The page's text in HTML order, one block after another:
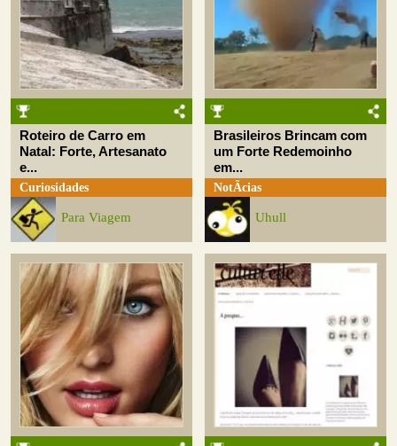
Roteiro de Carro em
Natal: Forte, Artesanato
e...
Curiosidades
Para Viagem
Brasileiros Brincam com
um Forte Redemoinho
em...
NotÃ­cias
Uhull